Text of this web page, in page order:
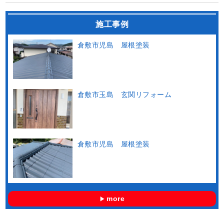
施工事例
倉敷市児島 屋根塗装
倉敷市玉島 玄関リフォーム
倉敷市児島 屋根塗装
more